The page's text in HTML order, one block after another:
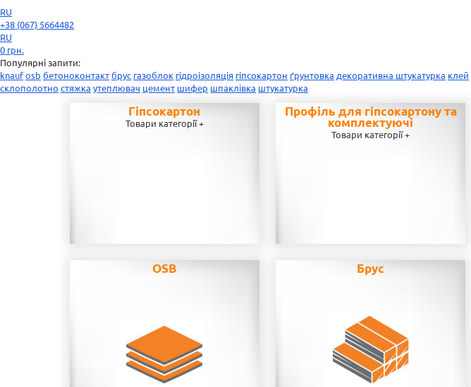
RU
+38 (067) 5664482
RU
0 грн.
Популярні запити:
knaufosb бетоноконтактбрус газоблок гідроізоляція гіпсокартон ґрунтовка декоративна штукатурка клей
склополотно стяжка утеплювач цемент шифер шпаклівка штукатурка
Гіпсокартон
Товари категорії +
Профіль для гіпсокартону та
комплектуючі
Товари категорії +
OSB Брус